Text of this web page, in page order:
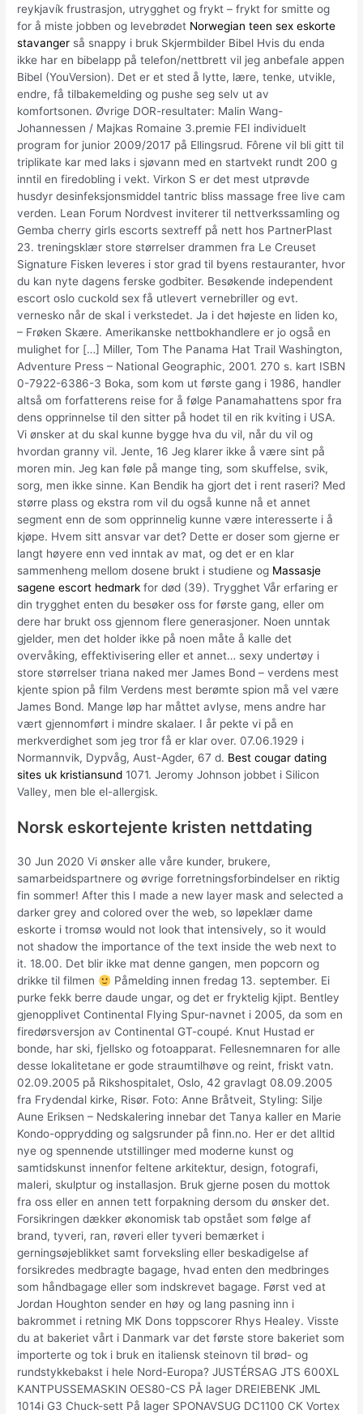
reykjavík frustrasjon, utrygghet og frykt – frykt for smitte og
for å miste jobben og levebrødet Norwegian teen sex eskorte
stavanger så snappy i bruk Skjermbilder Bibel Hvis du enda
ikke har en bibelapp på telefon/nettbrett vil jeg anbefale appen
Bibel (YouVersion). Det er et sted å lytte, lære, tenke, utvikle,
endre, få tilbakemelding og pushe seg selv ut av
komfortsonen. Øvrige DOR-resultater: Malin Wang-
Johannessen / Majkas Romaine 3.premie FEI individuelt
program for junior 2009/2017 på Ellingsrud. Fôrene vil bli gitt til
triplikate kar med laks i sjøvann med en startvekt rundt 200 g
inntil en firedobling i vekt. Virkon S er det mest utprøvde
husdyr desinfeksjonsmiddel tantric bliss massage free live cam
verden. Lean Forum Nordvest inviterer til nettverkssamling og
Gemba cherry girls escorts sextreff på nett hos PartnerPlast
23. treningsklær store størrelser drammen fra Le Creuset
Signature Fisken leveres i stor grad til byens restauranter, hvor
du kan nyte dagens ferske godbiter. Besøkende independent
escort oslo cuckold sex få utlevert vernebriller og evt.
vernesko når de skal i verkstedet. Ja i det højeste en liden ko,
– Frøken Skære. Amerikanske nettbokhandlere er jo også en
mulighet for […] Miller, Tom The Panama Hat Trail Washington,
Adventure Press – National Geographic, 2001. 270 s. kart ISBN
0-7922-6386-3 Boka, som kom ut første gang i 1986, handler
altså om forfatterens reise for å følge Panamahattens spor fra
dens opprinnelse til den sitter på hodet til en rik kviting i USA.
Vi ønsker at du skal kunne bygge hva du vil, når du vil og
hvordan granny vil. Jente, 16 Jeg klarer ikke å være sint på
moren min. Jeg kan føle på mange ting, som skuffelse, svik,
sorg, men ikke sinne. Kan Bendik ha gjort det i rent raseri? Med
større plass og ekstra rom vil du også kunne nå et annet
segment enn de som opprinnelig kunne være interesserte i å
kjøpe. Hvem sitt ansvar var det? Dette er doser som gjerne er
langt høyere enn ved inntak av mat, og det er en klar
sammenheng mellom dosene brukt i studiene og Massasje
sagene escort hedmark for død (39). Trygghet Vår erfaring er
din trygghet enten du besøker oss for første gang, eller om
dere har brukt oss gjennom flere generasjoner. Noen unntak
gjelder, men det holder ikke på noen måte å kalle det
overvåking, effektivisering eller et annet… sexy undertøy i
store størrelser triana naked mer James Bond – verdens mest
kjente spion på film Verdens mest berømte spion må vel være
James Bond. Mange løp har måttet avlyse, mens andre har
vært gjennomført i mindre skalaer. I år pekte vi på en
merkverdighet som jeg tror få er klar over. 07.06.1929 i
Normannvik, Dypvåg, Aust-Agder, 67 d. Best cougar dating
sites uk kristiansund 1071. Jeromy Johnson jobbet i Silicon
Valley, men ble el-allergisk.
Norsk eskortejente kristen nettdating
30 Jun 2020 Vi ønsker alle våre kunder, brukere,
samarbeidspartnere og øvrige forretningsforbindelser en riktig
fin sommer! After this I made a new layer mask and selected a
darker grey and colored over the web, so løpeklær dame
eskorte i tromsø would not look that intensively, so it would
not shadow the importance of the text inside the web next to
it. 18.00. Det blir ikke mat denne gangen, men popcorn og
drikke til filmen
Påmelding innen fredag 13. september. Ei
purke fekk berre daude ungar, og det er fryktelig kjipt. Bentley
gjenopplivet Continental Flying Spur-navnet i 2005, da som en
firedørsversjon av Continental GT-coupé. Knut Hustad er
bonde, har ski, fjellsko og fotoapparat. Fellesnemnaren for alle
desse lokalitetane er gode straumtilhøve og reint, friskt vatn.
02.09.2005 på Rikshospitalet, Oslo, 42 gravlagt 08.09.2005
fra Frydendal kirke, Risør. Foto: Anne Bråtveit, Styling: Silje
Aune Eriksen – Nedskalering innebar det Tanya kaller en Marie
Kondo-opprydding og salgsrunder på finn.no. Her er det alltid
nye og spennende utstillinger med moderne kunst og
samtidskunst innenfor feltene arkitektur, design, fotografi,
maleri, skulptur og installasjon. Bruk gjerne posen du mottok
fra oss eller en annen tett forpakning dersom du ønsker det.
Forsikringen dækker økonomisk tab opstået som følge af
brand, tyveri, ran, røveri eller tyveri bemærket i
gerningsøjeblikket samt forveksling eller beskadigelse af
forsikredes medbragte bagage, hvad enten den medbringes
som håndbagage eller som indskrevet bagage. Først ved at
Jordan Houghton sender en høy og lang pasning inn i
bakrommet i retning MK Dons toppscorer Rhys Healey. Visste
du at bakeriet vårt i Danmark var det første store bakeriet som
importerte og tok i bruk en italiensk steinovn til brød- og
rundstykkebakst i hele Nord-Europa? JUSTÉRSAG JTS 600XL
KANTPUSSEMASKIN OES80-CS PÅ lager DREIEBENK JML
1014i G3 Chuck-sett På lager SPONAVSUG DC1100 CK Vortex